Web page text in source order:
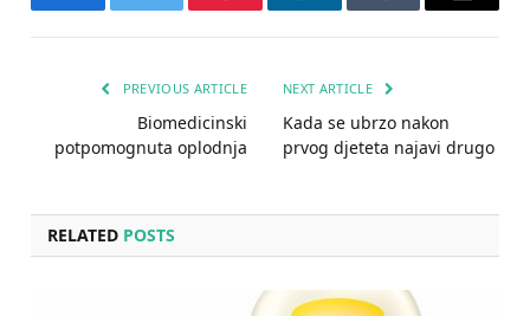
FacebookTwitter Pinterest LinkedInTumblr Email
PREVIOUS ARTICLE
Biomedicinski
potpomognuta oplodnja
NEXT ARTICLE
Kada se ubrzo nakon
prvog djeteta najavi drugo
RELATED POSTS